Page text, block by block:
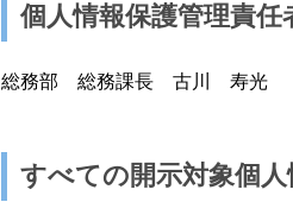
個人情報保護管理責任
総務部 総務課長 古川 寿光
すべての開示対象個